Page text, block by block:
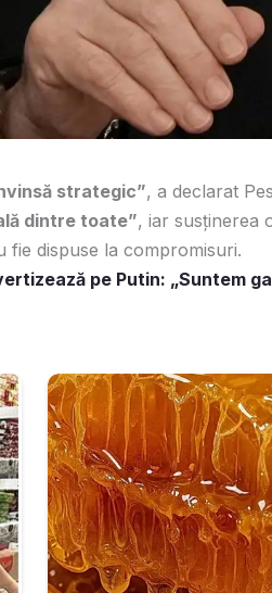
strategic”, a declarat
dintre toate”, iar susținerea
fie dispuse la compromisuri.
pe Putin: „Suntem